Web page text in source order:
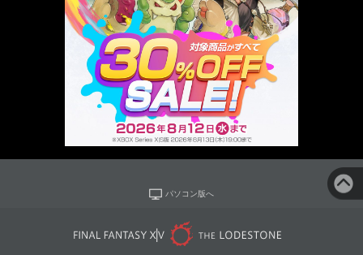
パソコン版へ